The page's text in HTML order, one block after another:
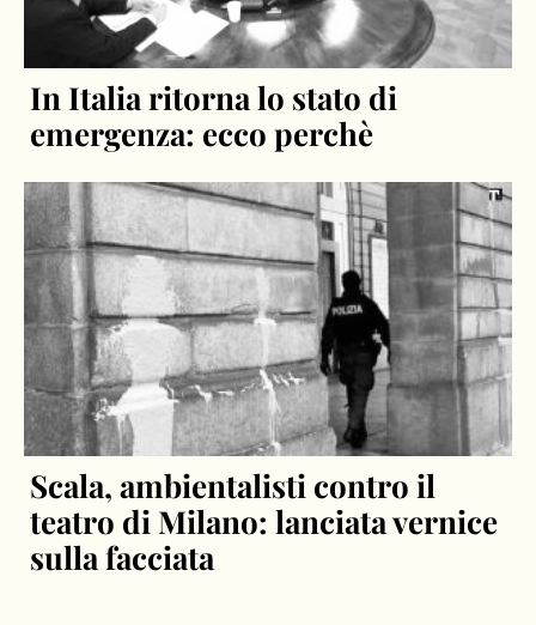
In Italia ritorna lo stato di
emergenza: ecco perchè
Scala, ambientalisti contro il
teatro di Milano: lanciata vernice
sulla facciata